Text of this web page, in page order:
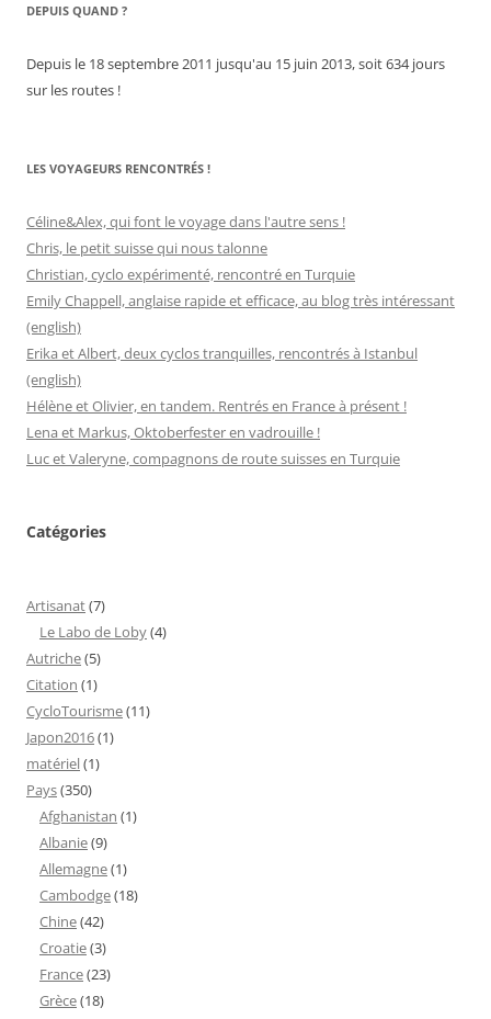
DEPUIS QUAND ?
Depuis le 18 septembre 2011 jusqu'au 15 juin 2013, soit 634 jours
sur les routes !
LES VOYAGEURS RENCONTRÉS !
Céline&Alex, qui font le voyage dans l'autre sens !
Chris, le petit suisse qui nous talonne
Christian, cyclo expérimenté, rencontré en Turquie
Emily Chappell, anglaise rapide et efficace, au blog très intéressant
(english)
Erika et Albert, deux cyclos tranquilles, rencontrés à Istanbul
(english)
Hélène et Olivier, en tandem. Rentrés en France à présent !
Lena et Markus, Oktoberfester en vadrouille !
Luc et Valeryne, compagnons de route suisses en Turquie
Catégories
Artisanat(7)
Le Labo de Loby(4)
Autriche(5)
Citation (1)
CycloTourisme(11)
Japon2016(1)
matériel(1)
Pays(350)
Afghanistan (1)
Albanie(9)
Allemagne(1)
Cambodge(18)
Chine(42)
Croatie(3)
France(23)
Grèce(18)